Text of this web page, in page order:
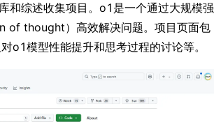
和综述收集项目。o1是一个通过大规模强
of thought）高效解决问题。项目页面包
o1模型性能提升和思考过程的讨论等。